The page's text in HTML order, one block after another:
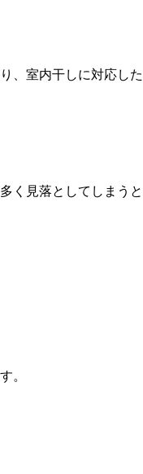
、室内干しに対応した
く見落としてしまうと
。